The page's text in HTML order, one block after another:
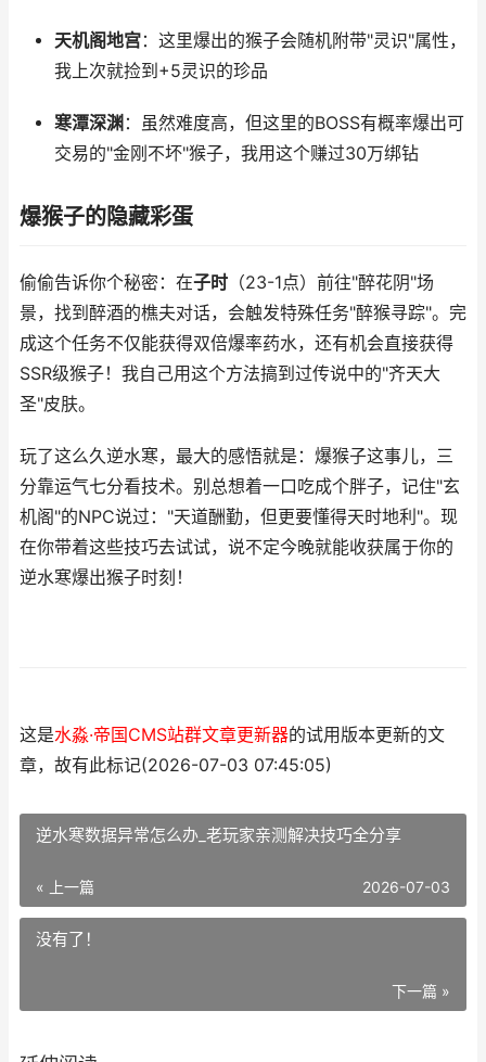
天机阁地宫：这里爆出的猴子会随机附带"灵识"属性，
我上次就捡到+5灵识的珍品
寒潭深渊 ：虽然难度高，但这里的BOSS有概率爆出可
交易的"金刚不坏"猴子，我用这个赚过30万绑钻
爆猴子的隐藏彩蛋
偷偷告诉你个秘密：在子时 （23-1点）前往"醉花阴"场
景，找到醉酒的樵夫对话，会触发特殊任务"醉猴寻踪"。完
成这个任务不仅能获得双倍爆率药水，还有机会直接获得
SSR级猴子！我自己用这个方法搞到过传说中的"齐天大
圣"皮肤。
玩了这么久逆水寒，最大的感悟就是：爆猴子这事儿，三
分靠运气七分看技术。别总想着一口吃成个胖子，记住"玄
机阁"的NPC说过："天道酬勤，但更要懂得天时地利"。现
在你带着这些技巧去试试，说不定今晚就能收获属于你的
逆水寒爆出猴子时刻！
这是水淼·帝国CMS站群文章更新器的试用版本更新的文
章，故有此标记(2026-07-03 07:45:05)
逆水寒数据异常怎么办_老玩家亲测解决技巧全分享
« 上一篇 2026-07-03
没有了！
下一篇 »